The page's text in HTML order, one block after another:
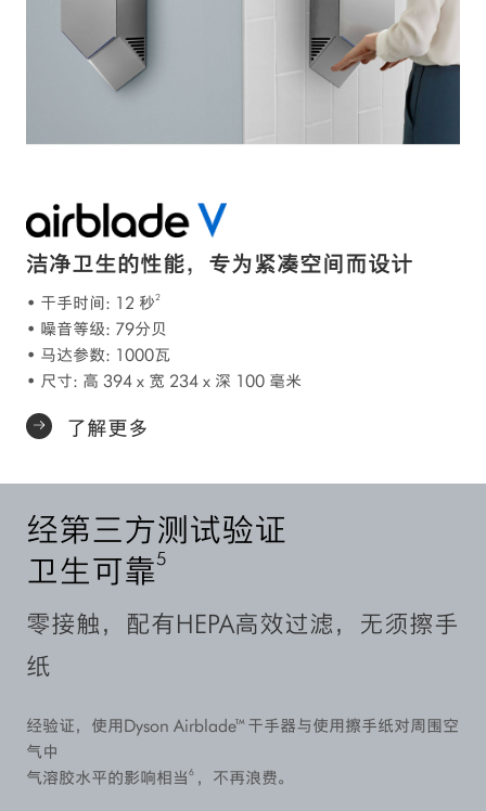
洁净卫生的性能，专为紧凑空间而设计
• 干手时间: 12 秒2
• 噪音等级: 79分贝
• 马达参数: 1000瓦
• 尺寸: 高 394 x 宽 234 x 深 100 毫米
了解更多
经第三方测试验证
卫生可靠5
零接触，配有HEPA高效过滤，无须擦手
纸
经验证，使用Dyson Airblade™干手器与使用擦手纸对周围空
气中
气溶胶水平的影响相当6 ，不再浪费。